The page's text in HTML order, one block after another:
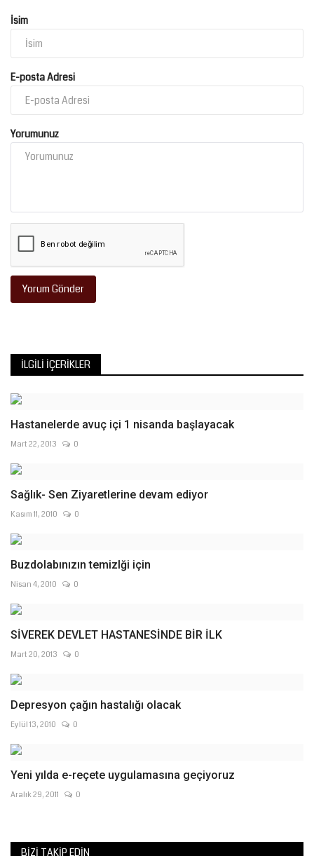
İsim
E-posta Adresi
Yorumunuz
Yorum Gönder
İLGILI İÇERIKLER
Hastanelerde avuç içi 1 nisanda başlayacak
Mart 22, 2013 0
Sağlık- Sen Ziyaretlerine devam ediyor
Kasım 11, 2010 0
Buzdolabınızın temizlği için
Nisan 4, 2010 0
SİVEREK DEVLET HASTANESİNDE BİR İLK
Mart 20, 2013 0
Depresyon çağın hastalığı olacak
Eylül 13, 2010 0
Yeni yılda e-reçete uygulamasına geçiyoruz
Aralık 29, 2011 0
BIZI TAKIP EDIN